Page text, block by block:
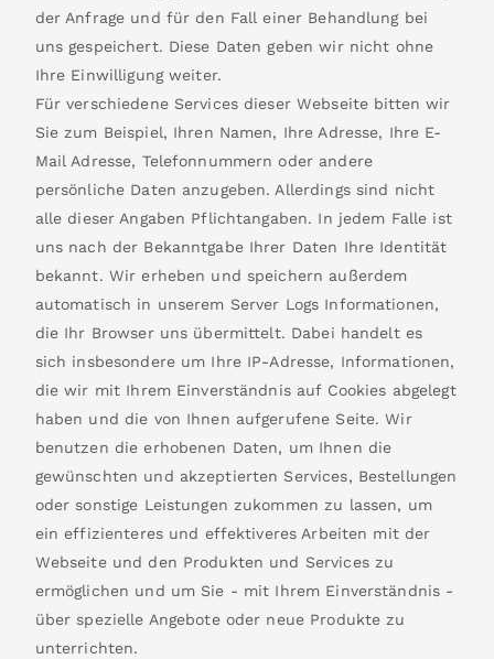
der Anfrage und für den Fall einer Behandlung bei
uns gespeichert. Diese Daten geben wir nicht ohne
Ihre Einwilligung weiter.
Für verschiedene Services dieser Webseite bitten wir
Sie zum Beispiel, Ihren Namen, Ihre Adresse, Ihre E-
Mail Adresse, Telefonnummern oder andere
persönliche Daten anzugeben. Allerdings sind nicht
alle dieser Angaben Pflichtangaben. In jedem Falle ist
uns nach der Bekanntgabe Ihrer Daten Ihre Identität
bekannt. Wir erheben und speichern außerdem
automatisch in unserem Server Logs Informationen,
die Ihr Browser uns übermittelt. Dabei handelt es
sich insbesondere um Ihre IP-Adresse, Informationen,
die wir mit Ihrem Einverständnis auf Cookies abgelegt
haben und die von Ihnen aufgerufene Seite. Wir
benutzen die erhobenen Daten, um Ihnen die
gewünschten und akzeptierten Services, Bestellungen
oder sonstige Leistungen zukommen zu lassen, um
ein effizienteres und effektiveres Arbeiten mit der
Webseite und den Produkten und Services zu
ermöglichen und um Sie - mit Ihrem Einverständnis -
über spezielle Angebote oder neue Produkte zu
unterrichten.